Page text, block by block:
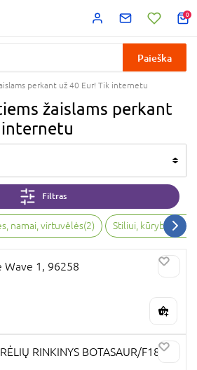
0
Paieška
perkant už 40 Eur! Tik internetu
žaislams perkant
internetu
Filtras
namai, virtuvėlės(2) Stiliui, kūrybai,
Wave 1, 96258
RINKINYS BOTASAUR/F18